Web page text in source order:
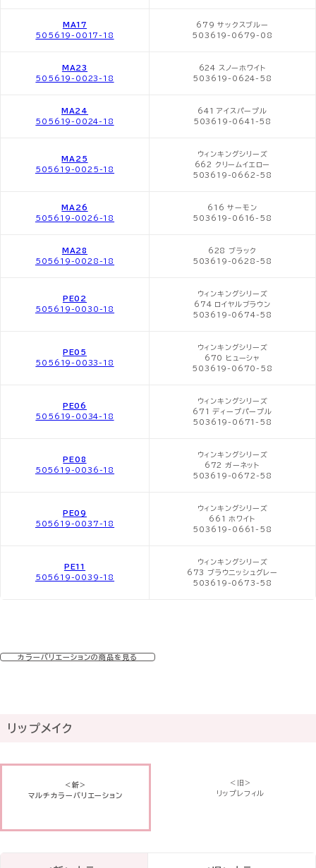
MA17
505619-0017-18
679 サックスブルー
503619-0679-08
MA23
505619-0023-18
624 スノーホワイト
503619-0624-58
MA24
505619-0024-18
641 アイスパープル
503619-0641-58
MA25
505619-0025-18
ウィンキングシリーズ
662 クリームイエロー
503619-0662-58
MA26
505619-0026-18
616 サーモン
503619-0616-58
MA28
505619-0028-18
628 ブラック
503619-0628-58
PE02
505619-0030-18
ウィンキングシリーズ
674 ロイヤルブラウン
503619-0674-58
PE05
505619-0033-18
ウィンキングシリーズ
670 ヒューシャ
503619-0670-58
PE06
505619-0034-18
ウィンキングシリーズ
671 ディープパープル
503619-0671-58
PE08
505619-0036-18
ウィンキングシリーズ
672 ガーネット
503619-0672-58
PE09
505619-0037-18
ウィンキングシリーズ
661 ホワイト
503619-0661-58
PE11
505619-0039-18
ウィンキングシリーズ
673 ブラウニッシュグレー
503619-0673-58
カラーバリエーションの商品を見る
リップメイク
＜新＞
マルチカラーバリエーション
＜旧＞
リップレフィル